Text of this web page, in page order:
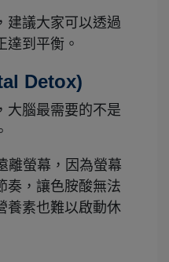
建議大家可以透過
達到平衡。
Detox)
大腦最需要的不是
離螢幕，因為螢幕
奏，讓色胺酸無法
養素也難以啟動休